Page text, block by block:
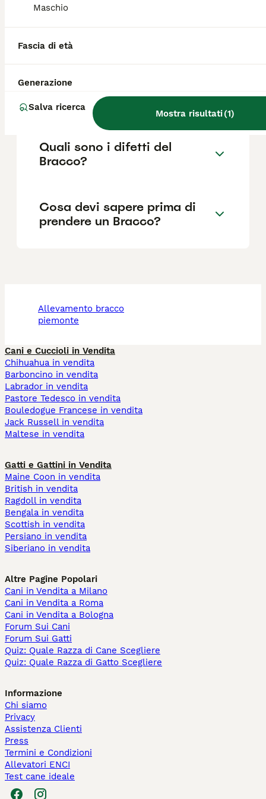
Maschio
Fascia di età
Generazione
Salva ricerca
Mostra risultati(1)
Bracco?
Qual è il carattere del
Bracco?
Quali sono i difetti del
Bracco?
Cosa devi sapere prima di
prendere un Bracco?
allevamento bracco
piemonte
Cani e Cuccioli in Vendita
Chihuahua in vendita
Barboncino in vendita
Labrador in vendita
Pastore Tedesco in vendita
Bouledogue Francese in vendita
Jack Russell in vendita
Maltese in vendita
Gatti e Gattini in Vendita
Maine Coon in vendita
British in vendita
Ragdoll in vendita
Bengala in vendita
Scottish in vendita
Persiano in vendita
Siberiano in vendita
Altre Pagine Popolari
Cani in Vendita a Milano
Cani in Vendita a Roma
Cani in Vendita a Bologna
Forum Sui Cani
Forum Sui Gatti
Quiz: Quale Razza di Cane Scegliere
Quiz: Quale Razza di Gatto Scegliere
Informazione
Chi siamo
Privacy
Assistenza Clienti
Press
Termini e Condizioni
Allevatori ENCI
Test cane ideale